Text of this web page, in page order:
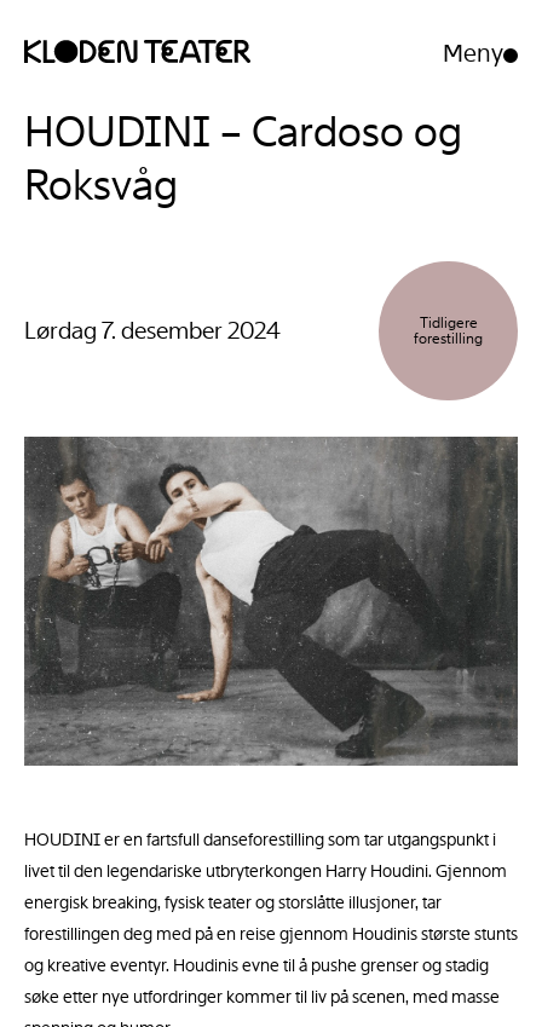
Hopp
innhold
Hopp
navigasjon
Meny
Åpne/
HOUDINI – Cardoso og
Roksvåg
HOUDINI er en fartsfull danseforestilling som tar utgangspunkt i
livet til den legendariske utbryterkongen Harry Houdini. Gjennom
energisk breaking, fysisk teater og storslåtte illusjoner, tar
forestillingen deg med på en reise gjennom Houdinis største stunts
og kreative eventyr. Houdinis evne til å pushe grenser og stadig
søke etter nye utfordringer kommer til liv på scenen, med masse
Lørdag 7. desember 2024
Tidligere
forestilling